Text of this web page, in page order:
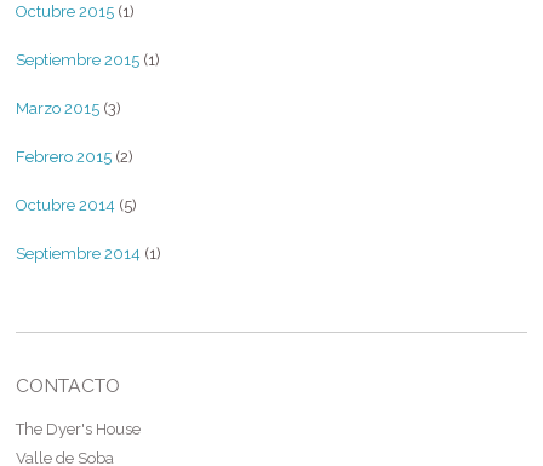
Octubre 2015 (1)
Septiembre 2015 (1)
Marzo 2015 (3)
Febrero 2015 (2)
Octubre 2014 (5)
Septiembre 2014 (1)
CONTACTO
The Dyer's House
Valle de Soba